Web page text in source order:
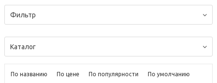
Фильтр
Каталог
По названию По цене По популярности По умолчанию